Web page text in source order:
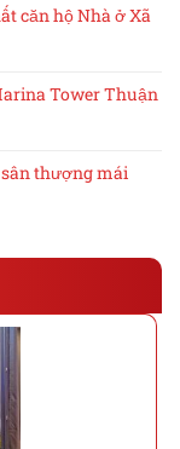
căn hộ Nhà ở Xã
Tower Thuận
thượng mái